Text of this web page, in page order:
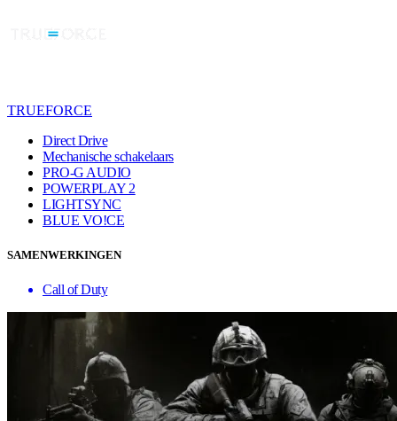
TRUEFORCE
Direct Drive
Mechanische schakelaars
PRO-G AUDIO
POWERPLAY 2
LIGHTSYNC
BLUE VO!CE
SAMENWERKINGEN
Call of Duty